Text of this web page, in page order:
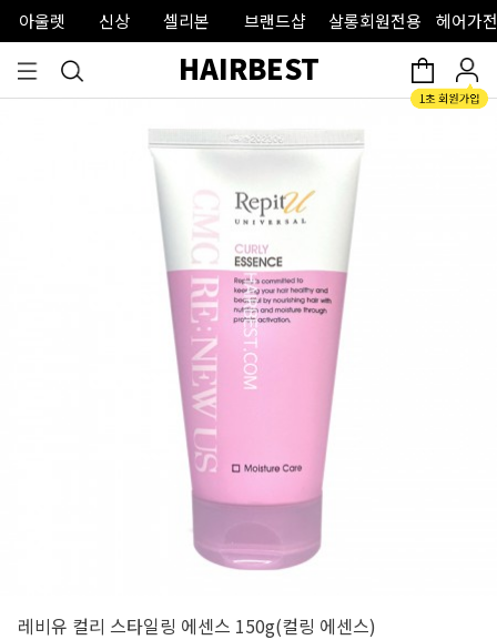
아울렛 신상 셀리본 브랜드샵 살롱회원전용 헤어가
HAIRBEST
레비유 컬리 스타일링 에센스 150g(컬링 에센스)